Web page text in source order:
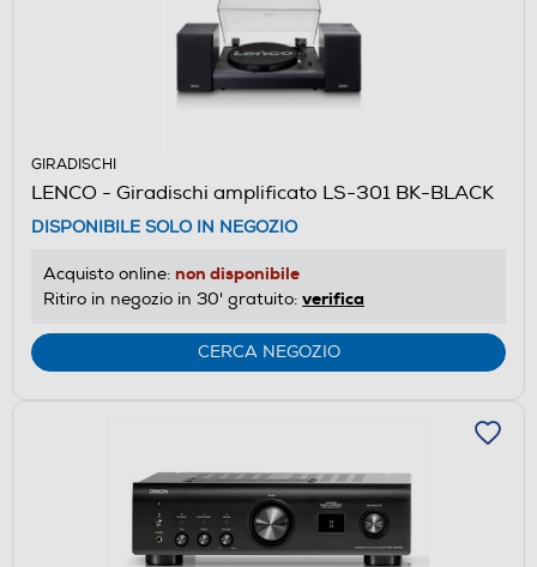
GIRADISCHI
LENCO - Giradischi amplificato LS-301 BK-BLACK
DISPONIBILE SOLO IN NEGOZIO
Acquisto online: non disponibile
Ritiro in negozio in 30' gratuito: verifica
CERCA NEGOZIO